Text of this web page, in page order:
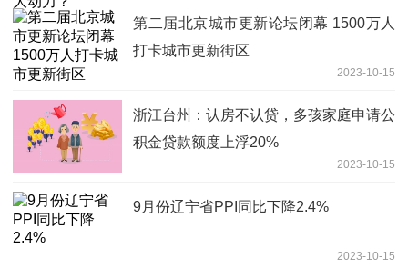
第二届北京城市更新论坛闭幕 1500万人
打卡城市更新街区
2023-10-15
浙江台州：认房不认贷，多孩家庭申请公
积金贷款额度上浮20%
2023-10-15
9月份辽宁省PPI同比下降2.4%
2023-10-15